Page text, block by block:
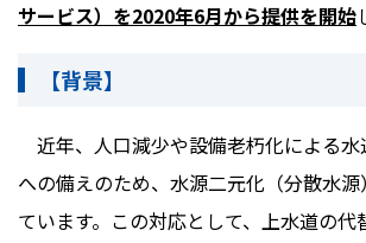
サービス）を2020年6月から提供を開始
【背景】
近年、人口減少や設備老朽化による
への備えのため、水源二元化（分散水
ています。この対応として、上水道の代